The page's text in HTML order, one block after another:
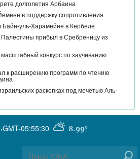
долголетия Арбаина
в поддержку сопротивления
Байн-уль-Харамейне в Кербеле
Палестины прибыл в Сребреницу из
конкурс по заучиванию
к расширению программ по чтению
раскопках под мечетью Аль-
GMT-05:55:30 8.99°
,